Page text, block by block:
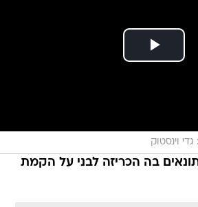
וינסטוק
בה הכריזה לבני על הקמת